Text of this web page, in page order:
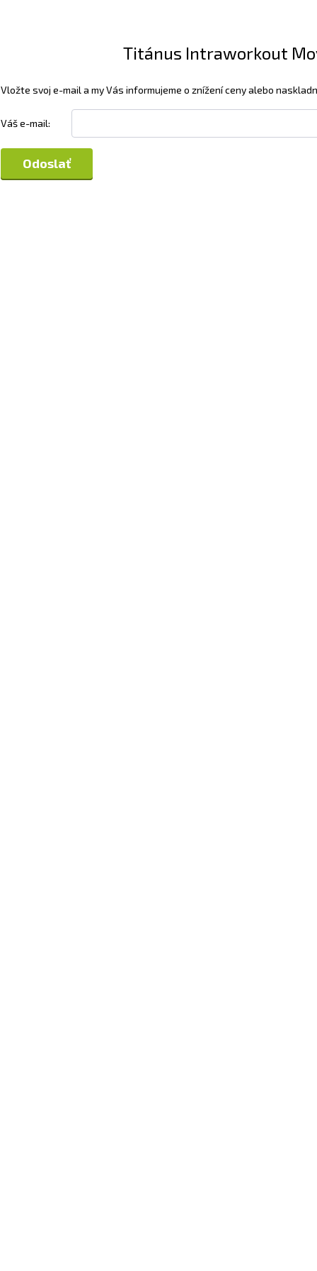
Titánus Intraworkout
Vložte svoj ​​e-mail a my Vás informujeme o znížení ceny alebo
Váš e-mail: